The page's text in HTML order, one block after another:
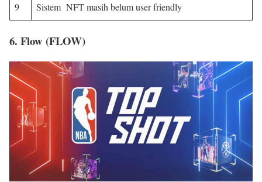
9 Sistem NFT masih belum user friendly
6. Flow (FLOW)